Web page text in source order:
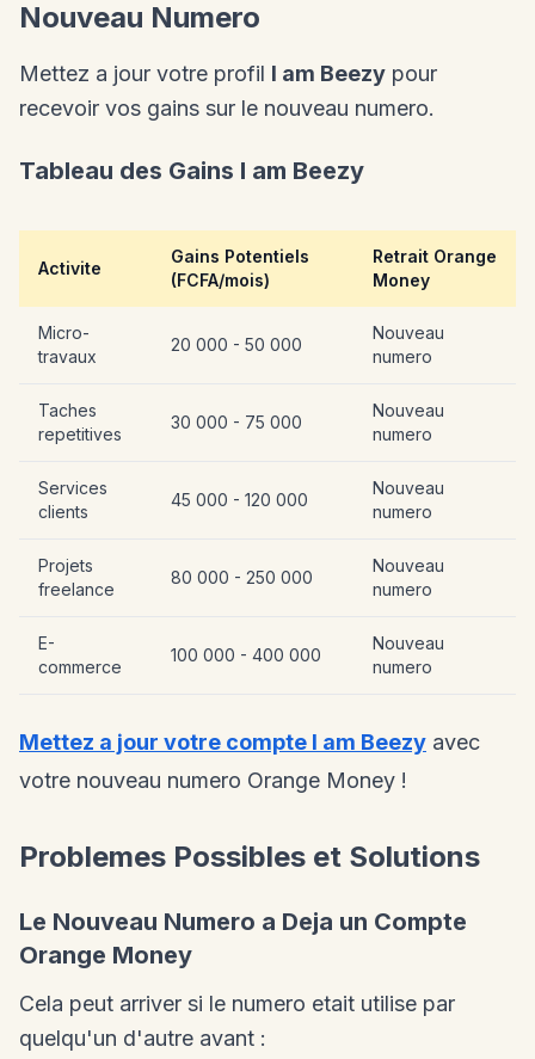
Nouveau Numero
Mettez a jour votre profil I am Beezy pour
recevoir vos gains sur le nouveau numero.
Tableau des Gains I am Beezy
Activite
Gains Potentiels
(FCFA/mois)
Retrait Orange
Money
Micro-
travaux
20 000 - 50 000
Nouveau
numero
Taches
repetitives
30 000 - 75 000
Nouveau
numero
Services
clients
45 000 - 120 000
Nouveau
numero
Projets
freelance
80 000 - 250 000
Nouveau
numero
E-
commerce
100 000 - 400 000
Nouveau
numero
Mettez a jour votre compte I am Beezy avec
votre nouveau numero Orange Money !
Problemes Possibles et Solutions
Le Nouveau Numero a Deja un Compte
Orange Money
Cela peut arriver si le numero etait utilise par
quelqu'un d'autre avant :